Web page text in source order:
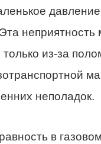
давление
неприятность
из-за
неполадок.
в